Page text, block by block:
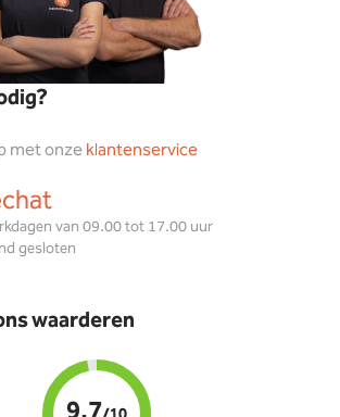
met onzeklantenservice
van 09.00 tot 17.00 uur
gesloten
waarderen